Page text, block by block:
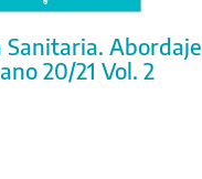
Abordaje
20/21 Vol. 2